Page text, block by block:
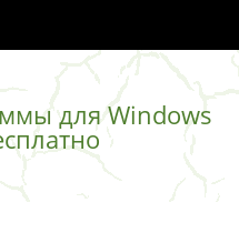
для Windows